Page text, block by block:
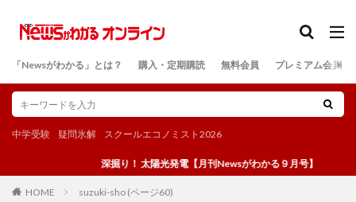
「Newsがわかる」とは？ 購入・定期購読 無料会員 プレミアム会員
中学受験 疑問氷解 スクールエコノミスト2026
深掘り！ 太陽光発電【月刊Newsがわかる９月号】
HOME suzuki-sho (ページ60)
検索